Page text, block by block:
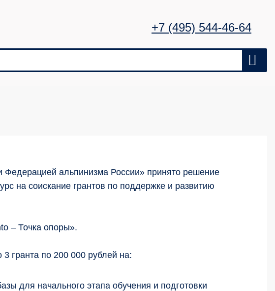
+7 (495) 544-46-64
альпинизма России» принято решение
на соискание грантов по поддержке и развитию
– Точка опоры».
гранта по 200 000 рублей на:
для начального этапа обучения и подготовки